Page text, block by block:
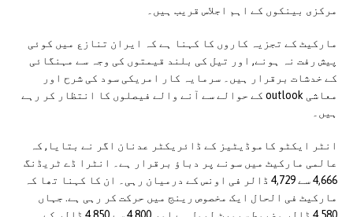
مرکزی بینکوں کے اہم اجلاس قریب ہیں۔
مارکیٹ کے تجزیہ کاروں کا کہنا ہے کہ ایران تنازع میں کوئی
پیش رفت نہ ہونے, اور تیل کی بلند قیمتوں کی وجہ سے مہنگائی
کے خدشات برقرار ہیں۔ سرمایہ کار امریکی سود کی شرح اور
معاشی outlook کے حوالے سے آنے والے فیصلوں کا انتظار کر رہے
ہیں۔
انٹر ایکٹو کاموڈیٹیز کے ڈائریکٹر عدنان اگر نے بتایا, کہ
عالمی مارکیٹ میں سونے پر دباؤ برقرار ہے۔ انٹرا ڈے ٹریڈنگ
4,666 سے 4,729 ڈالر فی اونس کے درمیان رہی۔ ان کا کہنا تھا کہ
مارکیٹ فی الحال ایک مخصوص رینج میں حرکت کر رہی ہے. جہاں